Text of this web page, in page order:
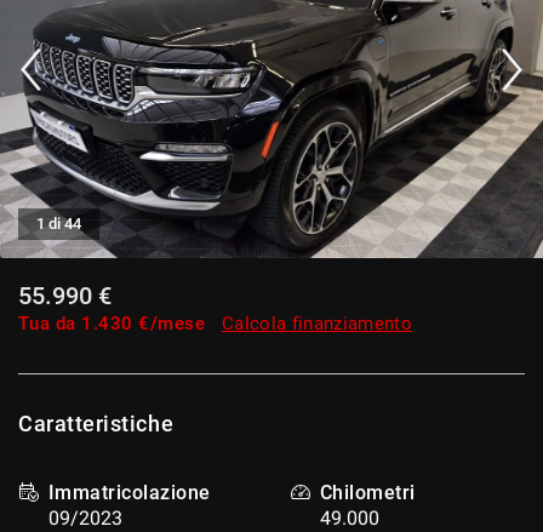
1 di 44
55.990 €
Tua da 1.430 €/mese Calcola finanziamento
Caratteristiche
Immatricolazione
09/2023
Chilometri
49.000
tracciamento
che
adottiamo
per
offrire
le
funzionalità
e
svolgere
le
di
seguito
maggiori
informazioni
e
sul